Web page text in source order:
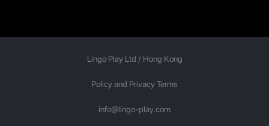
Lingo Play Ltd / Hong Kong
Policy and Privacy Terms
info@lingo-play.com